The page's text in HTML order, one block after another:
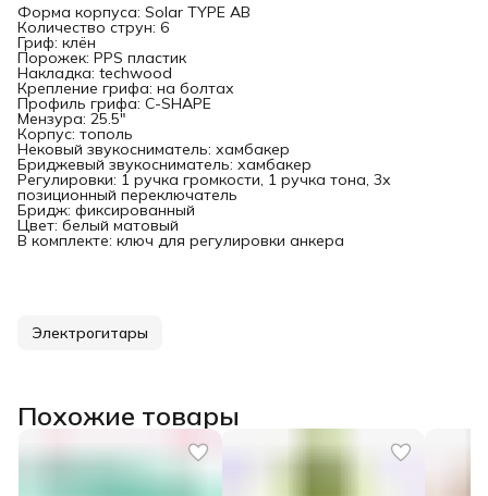
Форма корпуса: Solar TYPE AB
Количество струн: 6
Гриф: клён
Порожек: PPS пластик
Накладка: techwood
Крепление грифа: на болтах
Профиль грифа: C-SHAPE
Мензура: 25.5"
Корпус: тополь
Нековый звукосниматель: хамбакер
Бриджевый звукосниматель: хамбакер
Регулировки: 1 ручка громкости, 1 ручка тона, 3х
позиционный переключатель
Бридж: фиксированный
Цвет: белый матовый
В комплекте: ключ для регулировки анкера
Электрогитары
Похожие товары